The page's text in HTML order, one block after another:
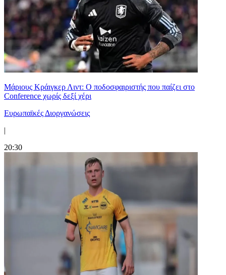
Μάριους Κράιγκερ Λιντ: Ο ποδοσφαιριστής που παίζει στο
Conference χωρίς δεξί χέρι
Ευρωπαϊκές Διοργανώσεις
|
20:30